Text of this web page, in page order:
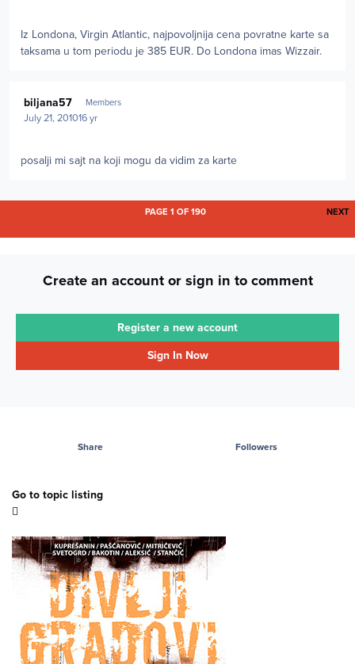
Iz Londona, Virgin Atlantic, najpovoljnija cena povratne karte sa
taksama u tom periodu je 385 EUR. Do Londona imas Wizzair.
biljana57 Members
July 21, 201016 yr
posalji mi sajt na koji mogu da vidim za karte
NEXT
PAGE 1 OF 190
Create an account or sign in to comment
Register a new account
Sign In Now
Share Followers
Go to topic listing